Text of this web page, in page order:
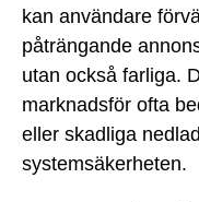
kan användare
påträngande
utan också farliga.
marknadsför ofta
eller skadliga
systemsäkerheten.